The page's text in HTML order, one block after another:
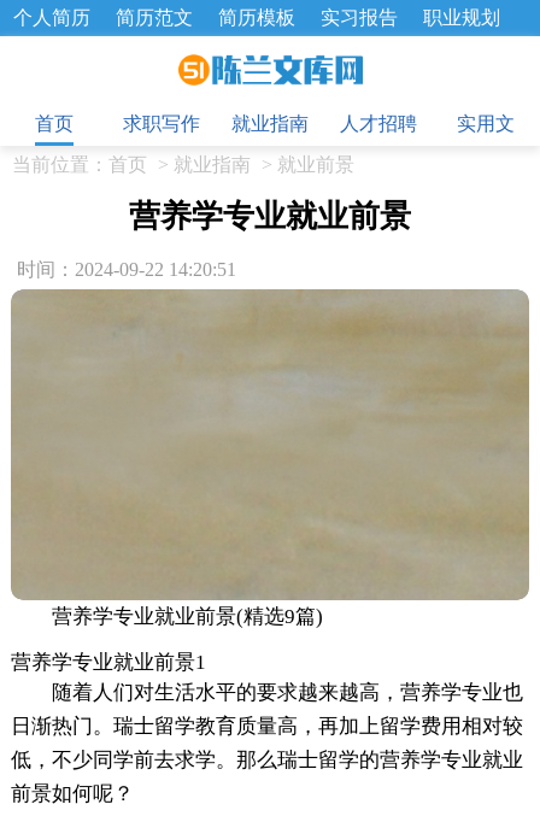
个人简历 简历范文 简历模板 实习报告
职业规划
招聘选拔 绩效考核 企业文化
工作总结
辞职报告
首页
求职写作 就业指南 人才招聘
实用文
当前位置： 首页 > 就业指南 > 就业前景
营养学专业就业前景
时间：2024-09-22 14:20:51
营养学专业就业前景(精选9篇)
营养学专业就业前景1
随着人们对生活水平的要求越来越高，营养学专业也
日渐热门。瑞士留学教育质量高，再加上留学费用相对较
低，不少同学前去求学。那么瑞士留学的营养学专业就业
前景如何呢？